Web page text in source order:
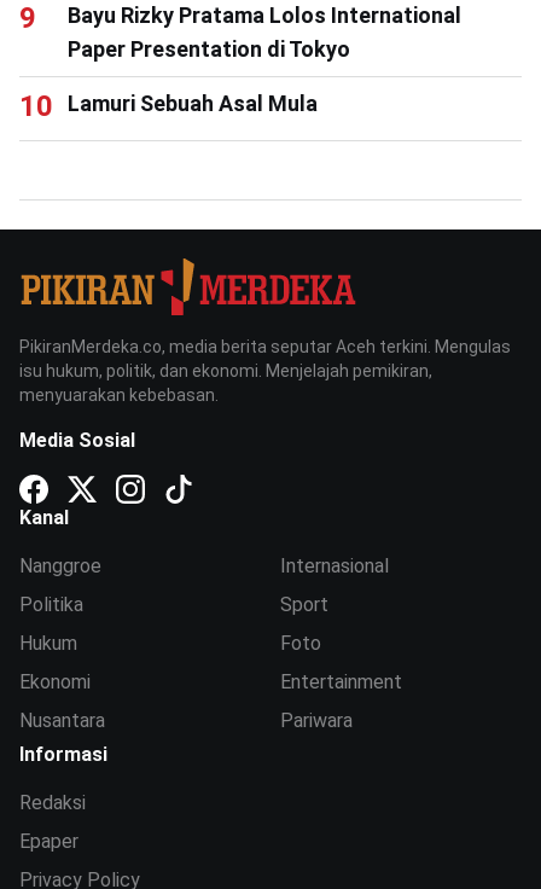
Bayu Rizky Pratama Lolos International
Paper Presentation di Tokyo
Lamuri Sebuah Asal Mula
PikiranMerdeka.co, media berita seputar Aceh terkini. Mengulas
isu hukum, politik, dan ekonomi. Menjelajah pemikiran,
menyuarakan kebebasan.
Media Sosial
Kanal
Nanggroe
Politika
Hukum
Ekonomi
Nusantara
Internasional
Sport
Foto
Entertainment
Pariwara
Informasi
Redaksi
Epaper
Privacy Policy